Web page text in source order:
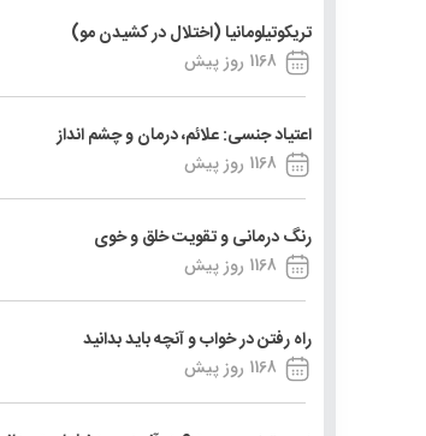
تریکوتیلومانیا (اختلال در کشیدن مو)
1168 روز پیش
اعتیاد جنسی: علائم، درمان و چشم انداز
1168 روز پیش
رنگ درمانی و تقویت خلق و خوی
1168 روز پیش
راه رفتن در خواب و آنچه باید بدانید
1168 روز پیش